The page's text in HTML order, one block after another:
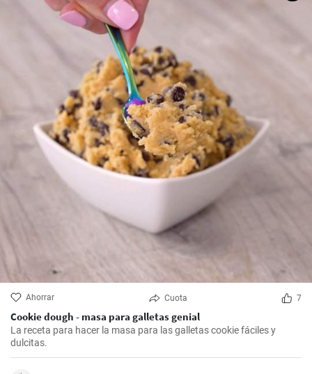
Ahorrar Cuota 7
Cookie dough - masa para galletas genial
La receta para hacer la masa para las galletas cookie fáciles y
dulcitas.